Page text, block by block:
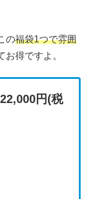
の福袋1つで雰囲
お得ですよ。
円(税